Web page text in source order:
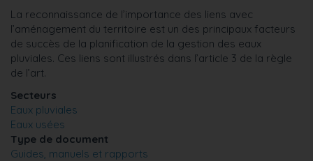
La reconnaissance de l’importance des liens avec
l’aménagement du territoire est un des principaux facteurs
de succès de la planification de la gestion des eaux
pluviales. Ces liens sont illustrés dans l’article 3 de la règle
de l’art.
Secteurs
Eaux pluviales
Eaux usées
Type de document
Guides, manuels et rapports